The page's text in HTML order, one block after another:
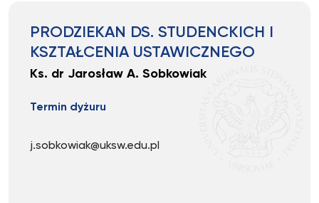
PRODZIEKAN DS. STUDENCKICH I
KSZTAŁCENIA USTAWICZNEGO
Ks. dr Jarosław A. Sobkowiak
Termin dyżuru
j.sobkowiak@uksw.edu.pl